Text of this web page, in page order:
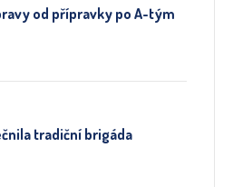
od přípravky po A-tým
tradiční brigáda